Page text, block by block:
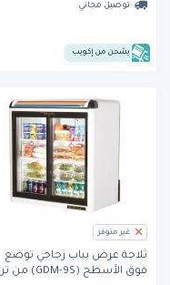
توصيل مجاني
يشحن من إكويب
غير متوفر
ثلاجة عرض بباب زجاجي توضع
فوق الأسطح (GDM-9S) من ترو